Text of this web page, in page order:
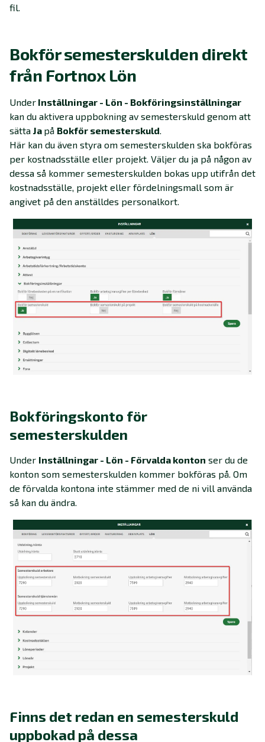
fil.
Bokför semesterskulden direkt
från Fortnox Lön
Under Inställningar - Lön - Bokföringsinställningar
kan du aktivera uppbokning av semesterskuld genom att
sätta Ja på Bokför semesterskuld.
Här kan du även styra om semesterskulden ska bokföras
per kostnadsställe eller projekt. Väljer du ja på någon av
dessa så kommer semesterskulden bokas upp utifrån det
kostnadsställe, projekt eller fördelningsmall som är
angivet på den anställdes personalkort.
Bokföringskonto för
semesterskulden
Under Inställningar - Lön - Förvalda konton ser du de
konton som semesterskulden kommer bokföras på. Om
de förvalda kontona inte stämmer med de ni vill använda
så kan du ändra.
Finns det redan en semesterskuld
uppbokad på dessa